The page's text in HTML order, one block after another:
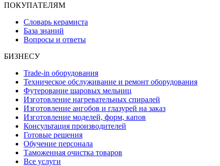
ПОКУПАТЕЛЯМ
Словарь керамиста
База знаний
Вопросы и ответы
БИЗНЕСУ
Trade-in оборудования
Техническое обслуживание и ремонт оборудования
Футерование шаровых мельниц
Изготовление нагревательных спиралей
Изготовление ангобов и глазурей на заказ
Изготовление моделей, форм, капов
Консультация производителей
Готовые решения
Обучение персонала
Таможенная очистка товаров
Все услуги